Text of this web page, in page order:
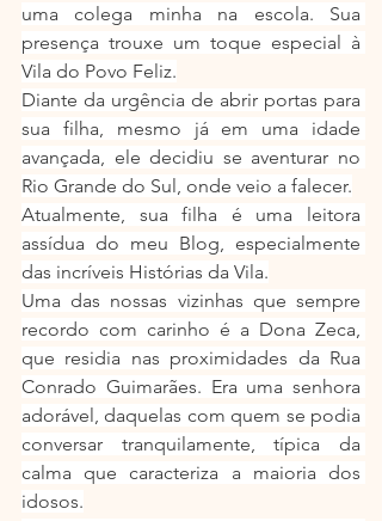
uma colega minha na escola. Sua
presença trouxe um toque especial à
Vila do Povo Feliz.
Diante da urgência de abrir portas para
sua filha, mesmo já em uma idade
avançada, ele decidiu se aventurar no
Rio Grande do Sul, onde veio a falecer.
Atualmente, sua filha é uma leitora
assídua do meu Blog, especialmente
das incríveis Histórias da Vila.
Uma das nossas vizinhas que sempre
recordo com carinho é a Dona Zeca,
que residia nas proximidades da Rua
Conrado Guimarães. Era uma senhora
adorável, daquelas com quem se podia
conversar tranquilamente, típica da
calma que caracteriza a maioria dos
idosos.